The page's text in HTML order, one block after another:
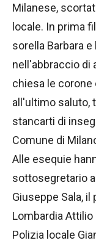
Milanese,
locale. In prima
sorella Barbara
nell'abbraccio di
chiesa le
all'ultimo saluto,
stancarti di
Comune di
Alle esequie
sottosegretario
Giuseppe Sala,
Lombardia Attilio
Polizia locale